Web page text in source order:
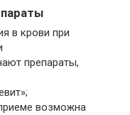
в крови при
препараты,
возможна